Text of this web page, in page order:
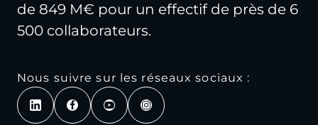
de 849 M€ pour un effectif de près de 6
500 collaborateurs.
Nous suivre sur les réseaux sociaux :